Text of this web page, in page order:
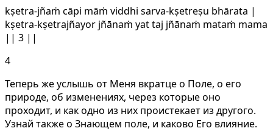
kṣetra-jñaṁ cāpi māṁ viddhi sarva-kṣetreṣu bhārata |
kṣetra-kṣetrajñayor jñānaṁ yat taj jñānaṁ mataṁ mama
|| 3 ||
4
Теперь же услышь от Меня вкратце о Поле, о его
природе, об изменениях, через которые оно
проходит, и как одно из них проистекает из другого.
Узнай также о Знающем поле, и каково Его влияние.